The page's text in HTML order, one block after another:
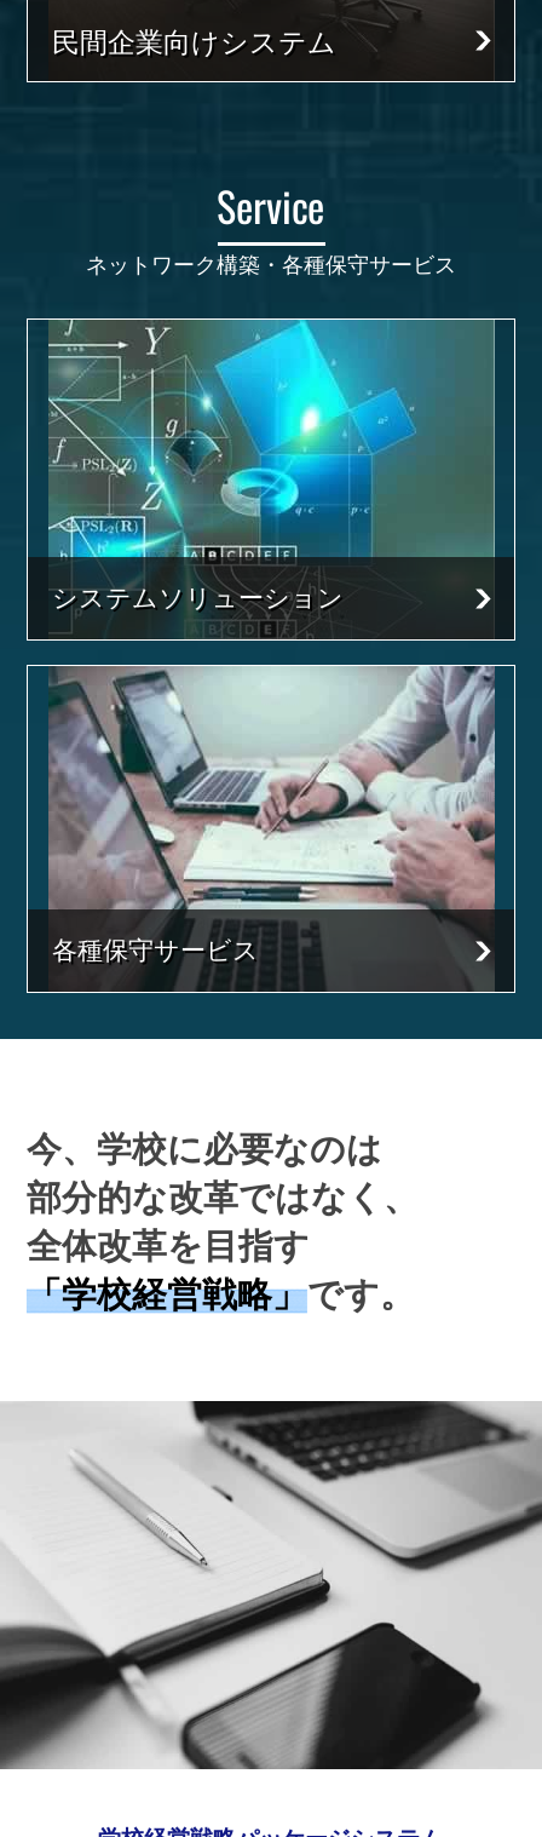
民間企業向けシステム
Service
ネットワーク構築・各種保守サービス
システムソリューション
各種保守サービス
今、学校に必要なのは
部分的な改革ではなく、
全体改革を目指す
「学校経営戦略」です。